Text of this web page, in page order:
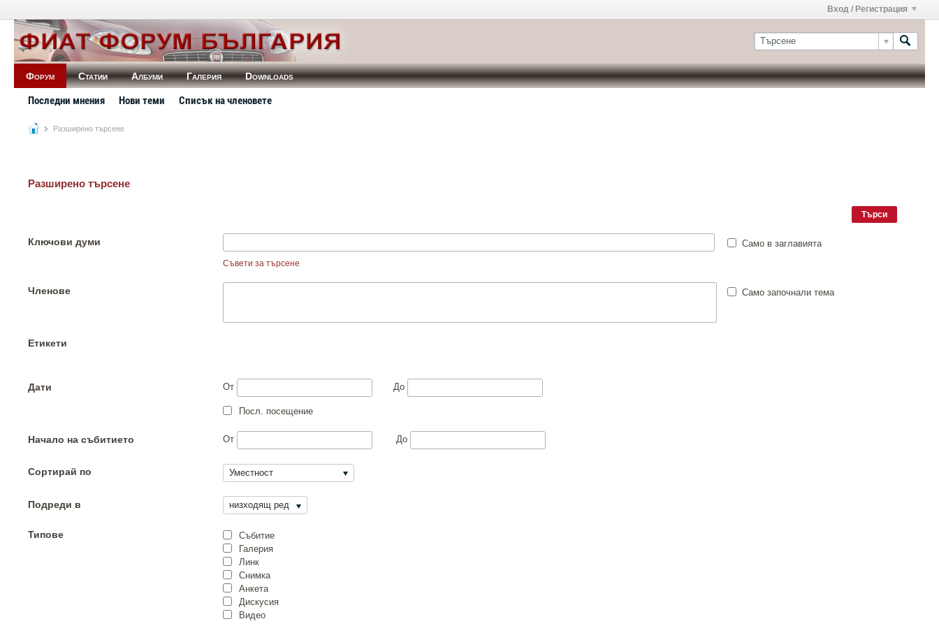
Вход / Регистрация
Форум Статии Албуми Галерия Downloads
Последни мнения Нови теми Списък на членовете
Разширено търсене
Разширено търсене
Търси
Ключови думи
Съвети за търсене
Само в заглавията
Членове Само започнали тема
Етикети
Дати От До
Посл. посещение
Начало на събитието От До
Сортирай по Уместност
Подреди в низходящ ред
Типове
Събитие
Галерия
Линк
Снимка
Анкета
Дискусия
Видео